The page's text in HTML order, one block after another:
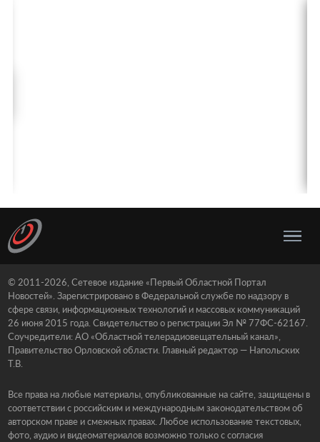
© 2011-2026, Сетевое издание «Первый Областной Портал
Новостей». Зарегистрировано в Федеральной службе по надзору в
сфере связи, информационных технологий и массовых коммуникаций
26 июня 2015 года. Свидетельство о регистрации Эл № 77ФС-62167.
Соучредители: АО «Областной телерадиовещательный канал»,
Правительство Орловской области. Главный редактор — Напольских
Т.В.
Все права на любые материалы, опубликованные на сайте, защищены в
соответствии с российским и международным законодательством об
авторском праве и смежных правах. Любое использование текстовых,
фото, аудио и видеоматериалов возможно только с согласия